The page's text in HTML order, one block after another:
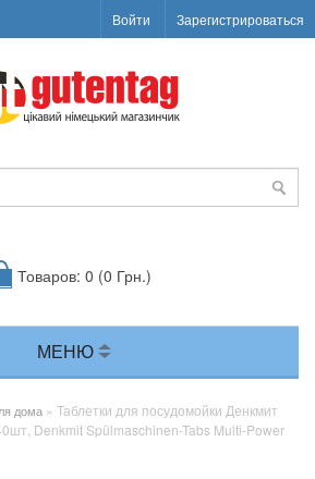
Войти Зарегистрироваться
Товаров: 0 (0 Грн.)
МЕНЮ
дома » Таблетки для посудомойки Денкмит
Denkmit Spülmaschinen-Tabs Multi-Power